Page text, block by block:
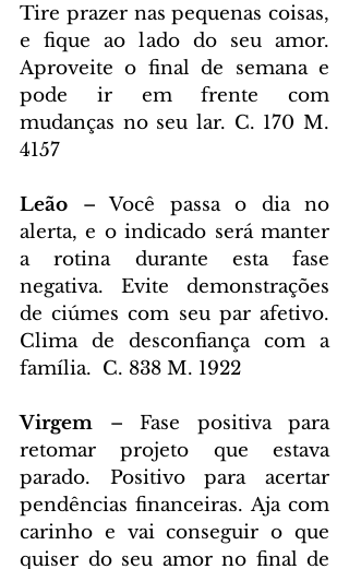
Tire prazer nas pequenas coisas,
e fique ao lado do seu amor.
Aproveite o final de semana e
pode ir em frente com
mudanças no seu lar. C. 170 M.
4157
Leão – Você passa o dia no
alerta, e o indicado será manter
a rotina durante esta fase
negativa. Evite demonstrações
de ciúmes com seu par afetivo.
Clima de desconfiança com a
família.  C. 838 M. 1922
Virgem – Fase positiva para
retomar projeto que estava
parado. Positivo para acertar
pendências financeiras. Aja com
carinho e vai conseguir o que
quiser do seu amor no final de